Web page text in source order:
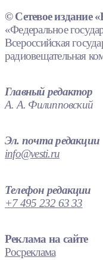
© Сетевое издание
«Федеральное
Всероссийская
радиовещательная
Главный редактор
А. А. Филипповский
Эл. почта редакции
info@vesti.ru
Телефон редакции
+7 495 232 63 33
Реклама на сайте
Росреклама